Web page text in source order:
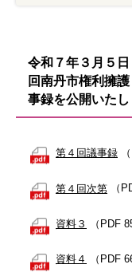
令和７年３月５
回南丹市権利擁
事録を公開いたし
第４回議事録
第４回次第 （
資料３ （PDF
資料４ （PDF